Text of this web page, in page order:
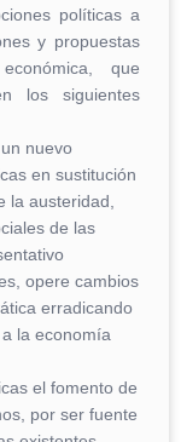
políticas a
y propuestas
que
los siguientes
nuevo
en sustitución
la austeridad,
de las
opere cambios
erradicando
la economía
el fomento de
por ser fuente